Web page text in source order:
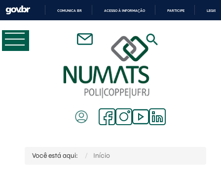
CONTEÚDO
COMUNICA BR ACESSO À INFORMAÇÃO PARTICIPE
Você está aqui: Início